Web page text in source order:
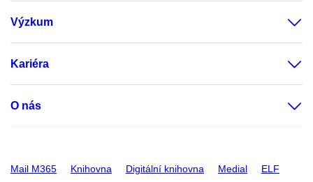
Výzkum
Kariéra
O nás
Mail M365 Knihovna Digitální knihovna Medial ELF